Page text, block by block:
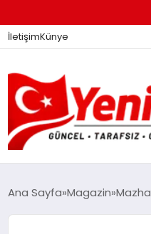
İletişimKünye
Ana Sayfa Magazin